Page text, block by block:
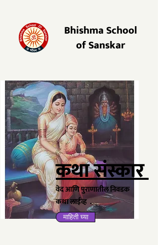
Bhishma School
of Sanskar
​वेद आणि पुराणातील निवडक
कथा लाईव्ह .
माहिती घ्या
​कथा संस्कार